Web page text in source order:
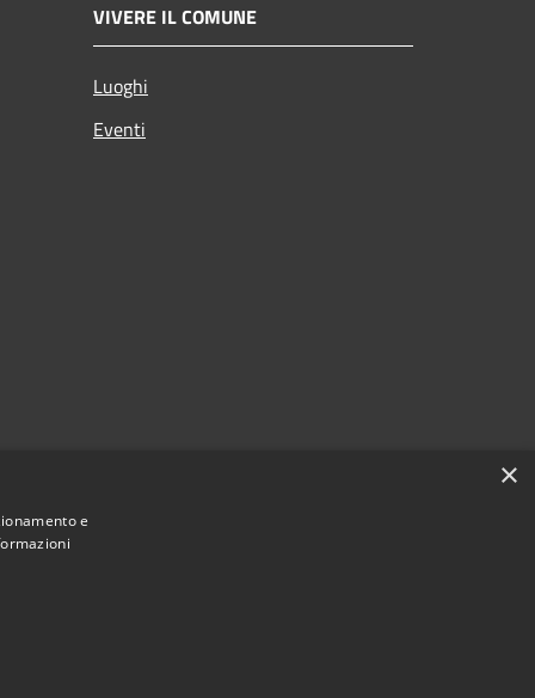
VIVERE IL COMUNE
Luoghi
Eventi
×
e